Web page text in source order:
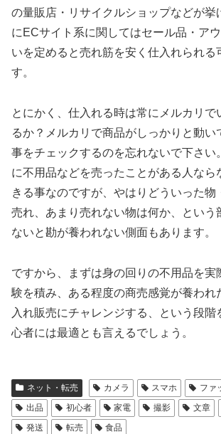
の量販店・リサイクルショップなどが挙
にECサイト系に関してはセール品・ア
いを定めると売れ筋を安く仕入れられる
す。
とにかく、仕入れる時は常にメルカリで
るか？メルカリで商品がしっかりと動い
事をチェックするのを忘れないで下さい
に不用品などを売ったことがある人なら
きる事なのですが、やはりどういった物
売れ、あまり売れない物は何か、という
ないと勘が養われない側面もあります。
ですから、まずは身の回りの不用品を実
験を積み、ある程度の商売感覚が養われ
入れ販売にチャレンジする、という段階
心者には最適とも言えるでしょう。
ネット・転売 カメラ スマホ ファ
出品
初心者 家電 撮影 文章
発送
転売 食品